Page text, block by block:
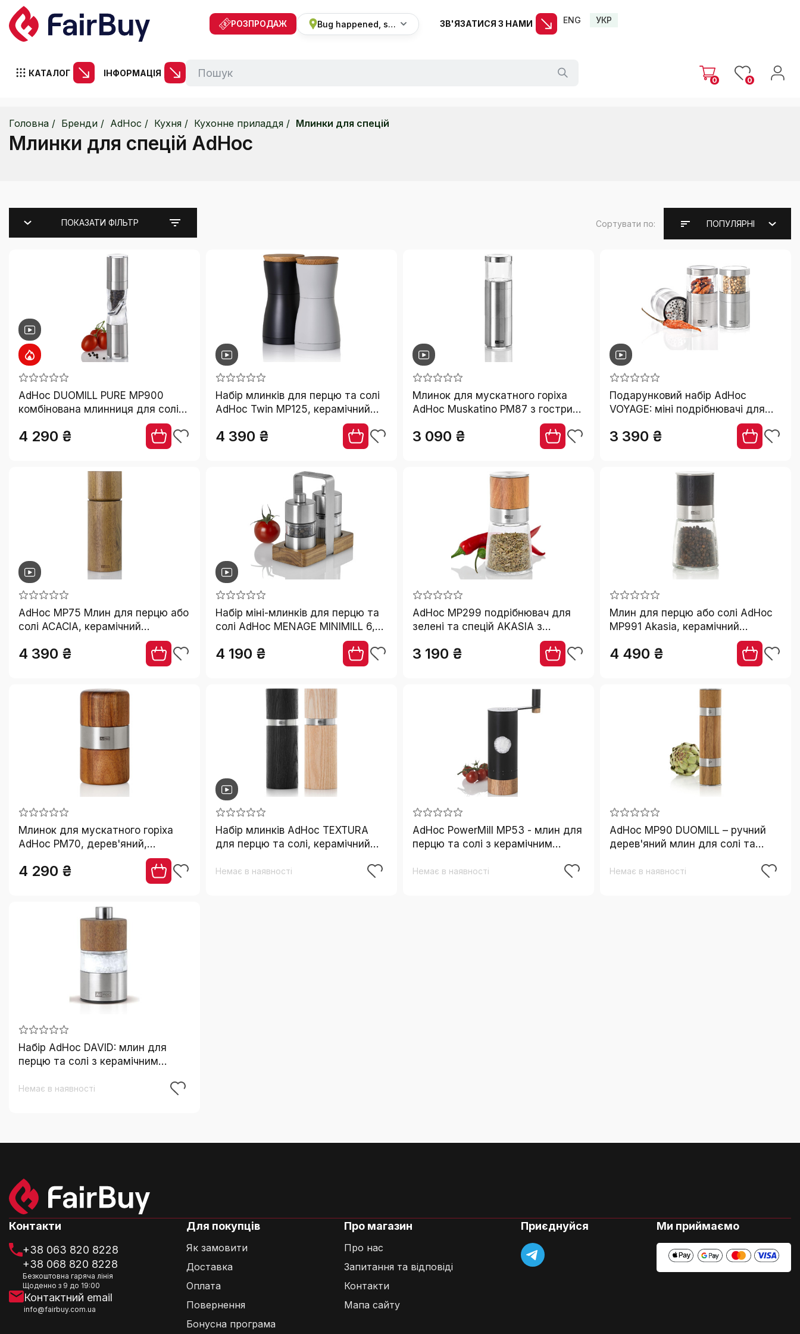
РОЗПРОДАЖ Bug happened, sorry ЗВ'ЯЗАТИСЯ З НАМИ ENG УКР
КАТАЛОГ ІНФОРМАЦІЯ
0 0
Головна Бренди AdHoc Кухня Кухонне приладдя Млинки для спецій
Млинки для спецій AdHoc
ПОКАЗАТИ ФІЛЬТР
СКИНУТИ
Сортувати по: ПОПУЛЯРНІ
AdHoc DUOMILL PURE MP900
комбінована млинниця для солі
та перцю, нержавіюча сталь та
акрил, керамічні жорна, подвійна
млинниця з ароматозахистом,
4 290 ₴
Набір млинків для перцю та солі
AdHoc Twin MP125, керамічний
механізм CeraCut, чорний та
сірий
4 390 ₴
Млинок для мускатного горіха
AdHoc Muskatino PM87 з гострим
лезом, нержавіюча сталь/акрил
3 090 ₴
Подарунковий набір AdHoc
VOYAGE: міні подрібнювачі для
чилі та спецій з оригінальним
SchneidWerk® + спеції
3 390 ₴
AdHoc MP75 Млин для перцю або
солі ACACIA, керамічний
механізм, велика, акацієве
дерево
4 390 ₴
Набір міні-млинків для перцю та
солі AdHoc MENAGE MINIMILL 6,2
см, нержавіюча сталь, акація,
акрил, без спецій
4 190 ₴
AdHoc MP299 подрібнювач для
зелені та спецій AKASIA з
оригінальним лезом, акація/
нержавійка/скло, без спецій
3 190 ₴
Млин для перцю або солі AdHoc
MP991 Akasia, керамічний
механізм, темне ясеневе дерево,
нержавіюча сталь, скло
4 490 ₴
Млинок для мускатного горіха
AdHoc PM70, дерев'яний,
PreciseCutDuo з нержавіючої
сталі, ароматозахист,
4 290 ₴
Набір млинків AdHoc TEXTURA
для перцю та солі, керамічний
сталь
Немає в наявності
AdHoc PowerMill MP53 - млин для
перцю та солі з керамічним
дерево
Немає в наявності
AdHoc MP90 DUOMILL – ручний
дерев'яний млин для солі та
механізм, акація, нержавійка,
Немає в наявності
Набір AdHoc DAVID: млин для
перцю та солі з керамічним
Немає в наявності
Контакти
+38 063 820 8228
+38 068 820 8228
Безкоштовна гаряча лінія
Щоденно з 9 до 19:00
Контактний email
info@fairbuy.com.ua
Для покупців
Як замовити
Доставка
Оплата
Повернення
Бонусна програма
Про магазин
Про нас
Запитання та відповіді
Контакти
Мапа сайту
Приєднуйся Ми приймаємо